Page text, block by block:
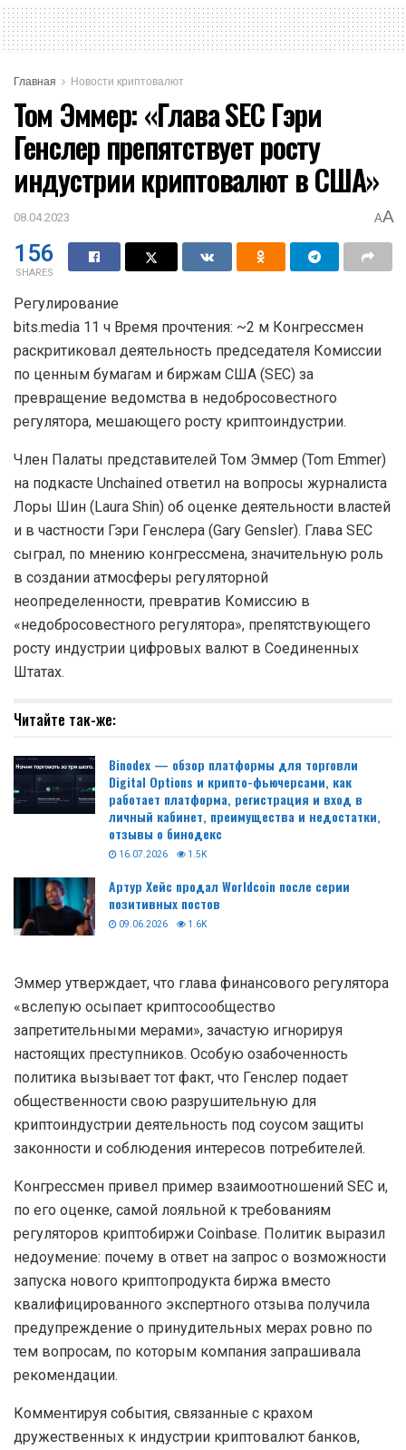
Главная Новости криптовалют
Том Эммер: «Глава SEC Гэри
Генслер препятствует росту
индустрии криптовалют в США»
08.04.2023 AA
156
SHARES
Регулирование
bits.media 11 ч Время прочтения: ~2 м Конгрессмен
раскритиковал деятельность председателя Комиссии
по ценным бумагам и биржам США (SEC) за
превращение ведомства в недобросовестного
регулятора, мешающего росту криптоиндустрии.
Член Палаты представителей Том Эммер (Tom Emmer)
на подкасте Unchained ответил на вопросы журналиста
Лоры Шин (Laura Shin) об оценке деятельности властей
и в частности Гэри Генслера (Gary Gensler). Глава SEC
сыграл, по мнению конгрессмена, значительную роль
в создании атмосферы регуляторной
неопределенности, превратив Комиссию в
«недобросовестного регулятора», препятствующего
росту индустрии цифровых валют в Соединенных
Штатах.
Читайте так-же:
Binodex — обзор платформы для торговли
Digital Options и крипто-фьючерсами, как
работает платформа, регистрация и вход в
личный кабинет, преимущества и недостатки,
отзывы о бинодекс
16.07.2026 1.5K
Артур Хейс продал Worldcoin после серии
позитивных постов
09.06.2026 1.6K
Эммер утверждает, что глава финансового регулятора
«вслепую осыпает криптосообщество
запретительными мерами», зачастую игнорируя
настоящих преступников. Особую озабоченность
политика вызывает тот факт, что Генслер подает
общественности свою разрушительную для
криптоиндустрии деятельность под соусом защиты
законности и соблюдения интересов потребителей.
Конгрессмен привел пример взаимоотношений SEC и,
по его оценке, самой лояльной к требованиям
регуляторов криптобиржи Coinbase. Политик выразил
недоумение: почему в ответ на запрос о возможности
запуска нового криптопродукта биржа вместо
квалифицированного экспертного отзыва получила
предупреждение о принудительных мерах ровно по
тем вопросам, по которым компания запрашивала
рекомендации.
Комментируя события, связанные с крахом
дружественных к индустрии криптовалют банков,